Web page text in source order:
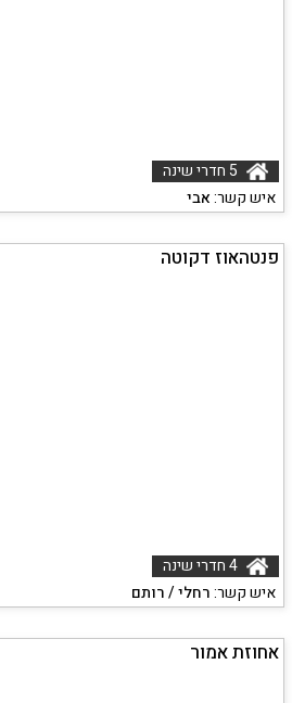
איש קשר:אבי
פנטהאוז דקוטה
איש קשר:רחלי / רותם
אחוזת אמור